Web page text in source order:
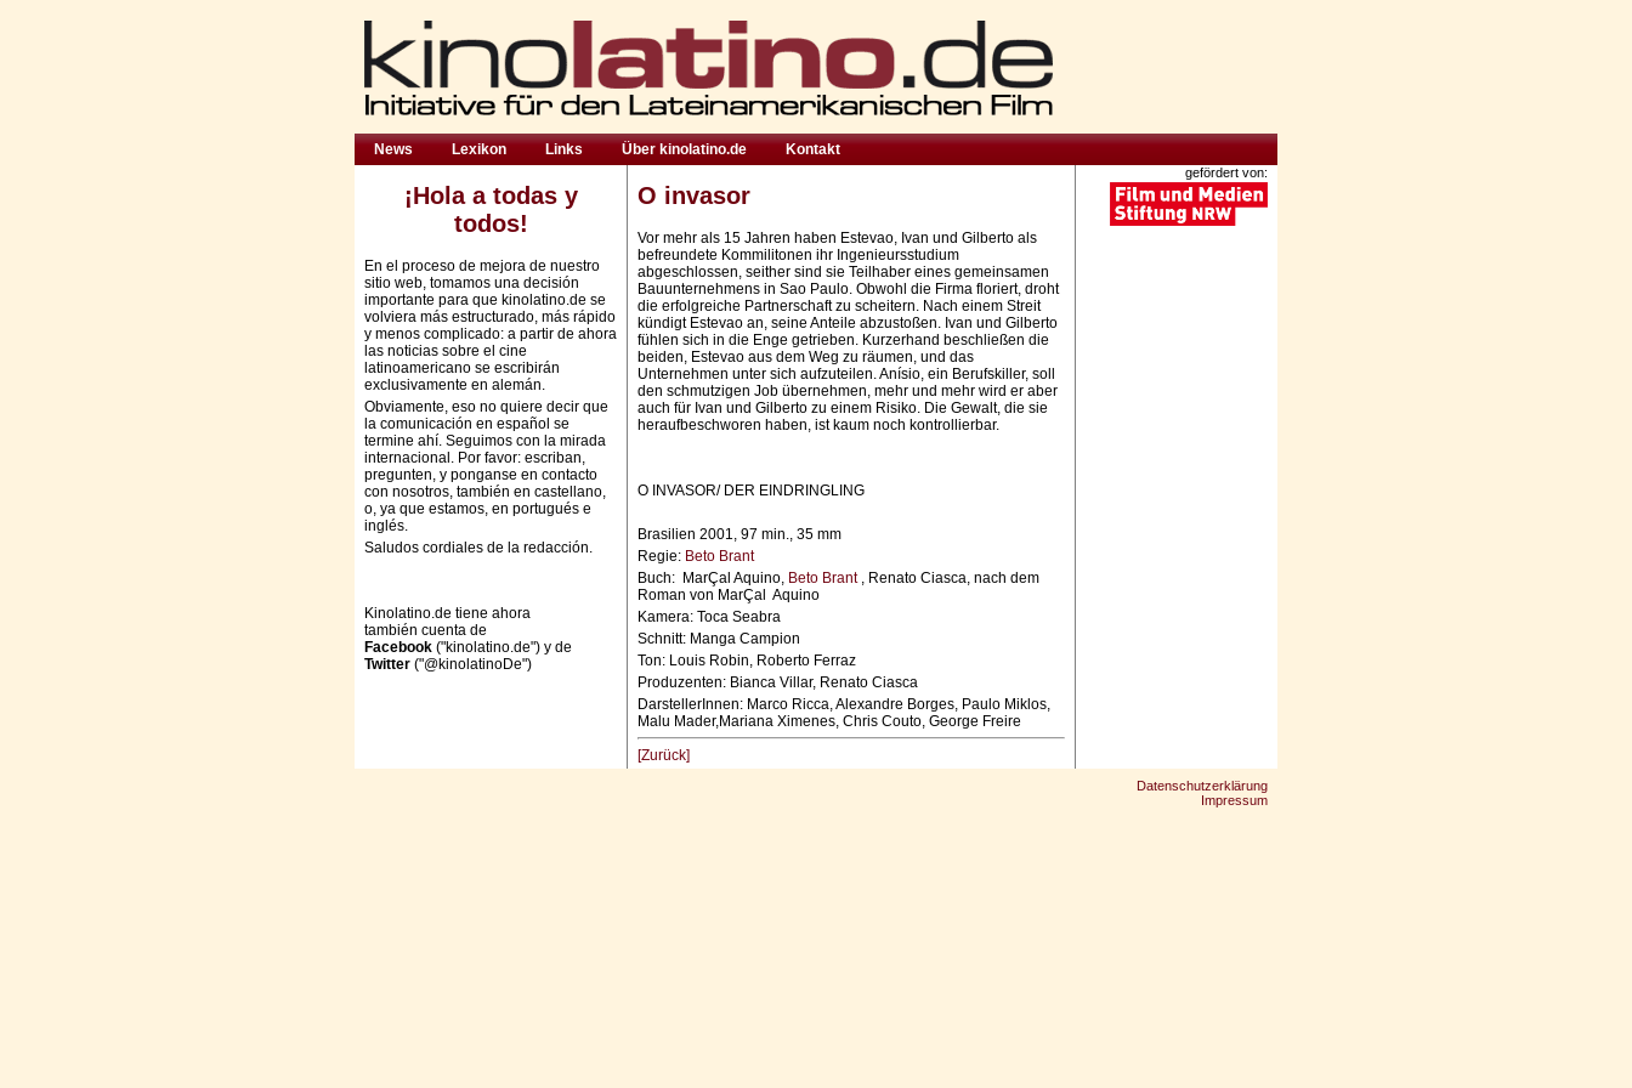
News Lexikon Links Über kinolatino.de Kontakt
¡Hola a todas y
todos!
En el proceso de mejora de nuestro
sitio web, tomamos una decisión
importante para que kinolatino.de se
volviera más estructurado, más rápido
y menos complicado: a partir de ahora
las noticias sobre el cine
latinoamericano se escribirán
exclusivamente en alemán.
Obviamente, eso no quiere decir que
la comunicación en español se
termine ahí. Seguimos con la mirada
internacional. Por favor: escriban,
pregunten, y ponganse en contacto
con nosotros, también en castellano,
o, ya que estamos, en portugués e
inglés.
Saludos cordiales de la redacción.
Kinolatino.de tiene ahora
también cuenta de
Facebook ("kinolatino.de") y de
Twitter ("@kinolatinoDe")
O invasor
Vor mehr als 15 Jahren haben Estevao, Ivan und Gilberto als
befreundete Kommilitonen ihr Ingenieursstudium
abgeschlossen, seither sind sie Teilhaber eines gemeinsamen
Bauunternehmens in Sao Paulo. Obwohl die Firma floriert, droht
die erfolgreiche Partnerschaft zu scheitern. Nach einem Streit
kündigt Estevao an, seine Anteile abzustoßen. Ivan und Gilberto
fühlen sich in die Enge getrieben. Kurzerhand beschließen die
beiden, Estevao aus dem Weg zu räumen, und das
Unternehmen unter sich aufzuteilen. Anísio, ein Berufskiller, soll
den schmutzigen Job übernehmen, mehr und mehr wird er aber
auch für Ivan und Gilberto zu einem Risiko. Die Gewalt, die sie
heraufbeschworen haben, ist kaum noch kontrollierbar.
O INVASOR/ DER EINDRINGLING
Brasilien 2001, 97 min., 35 mm
Regie: Beto Brant
Buch: MarÇal Aquino, Beto Brant, Renato Ciasca, nach dem
Roman von MarÇal Aquino
Kamera: Toca Seabra
Schnitt: Manga Campion
Ton: Louis Robin, Roberto Ferraz
Produzenten: Bianca Villar, Renato Ciasca
DarstellerInnen: Marco Ricca, Alexandre Borges, Paulo Miklos,
Malu Mader,Mariana Ximenes, Chris Couto, George Freire
[Zurück]
gefördert von:
Datenschutzerklärung
Impressum